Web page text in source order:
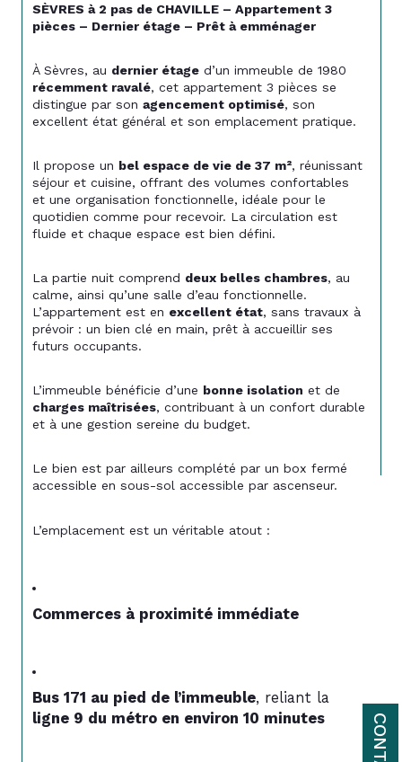
SÈVRES à 2 pas de CHAVILLE – Appartement 3
pièces – Dernier étage – Prêt à emménager
À Sèvres, au dernier étage d’un immeuble de 1980
récemment ravalé, cet appartement 3 pièces se
distingue par son agencement optimisé, son
excellent état général et son emplacement pratique.
Il propose un bel espace de vie de 37 m², réunissant
séjour et cuisine, offrant des volumes confortables
et une organisation fonctionnelle, idéale pour le
quotidien comme pour recevoir. La circulation est
fluide et chaque espace est bien défini.
La partie nuit comprend deux belles chambres, au
calme, ainsi qu’une salle d’eau fonctionnelle.
L’appartement est en excellent état, sans travaux à
prévoir : un bien clé en main, prêt à accueillir ses
futurs occupants.
L’immeuble bénéficie d’une bonne isolation et de
charges maîtrisées, contribuant à un confort durable
et à une gestion sereine du budget.
Le bien est par ailleurs complété par un box fermé
accessible en sous-sol accessible par ascenseur.
L’emplacement est un véritable atout :
Commerces à proximité immédiate
Bus 171 au pied de l’immeuble, reliant la
ligne 9 du métro en environ 10 minutes